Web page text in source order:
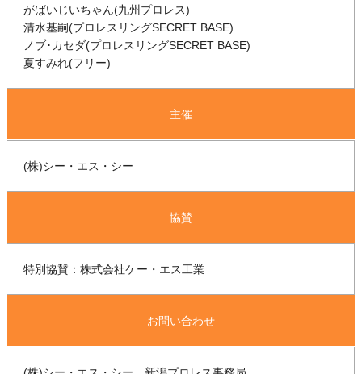
がばいじいちゃん(九州プロレス)
清水基嗣(プロレスリングSECRET BASE)
ノブ･カセダ(プロレスリングSECRET BASE)
夏すみれ(フリー)
主催
(株)シー・エス・シー
協賛
特別協賛：株式会社ケー・エス工業
お問い合わせ